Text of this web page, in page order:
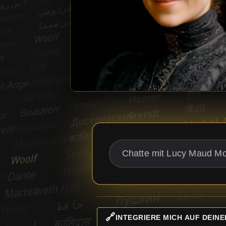
🔗INTEGRIERE MICH AUF